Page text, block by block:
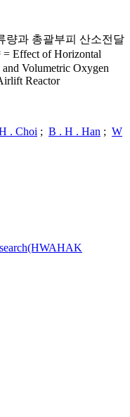
량과 총괄부피 산소전달
Effect of Horizontal
Volumetric Oxygen
Reactor
. Choi ; B . H . Han ; W